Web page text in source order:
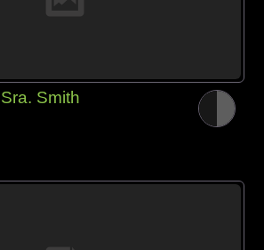
Smith